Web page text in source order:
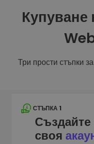
Три прости стъпки за
СТЪПКА 1
Създайте
своя